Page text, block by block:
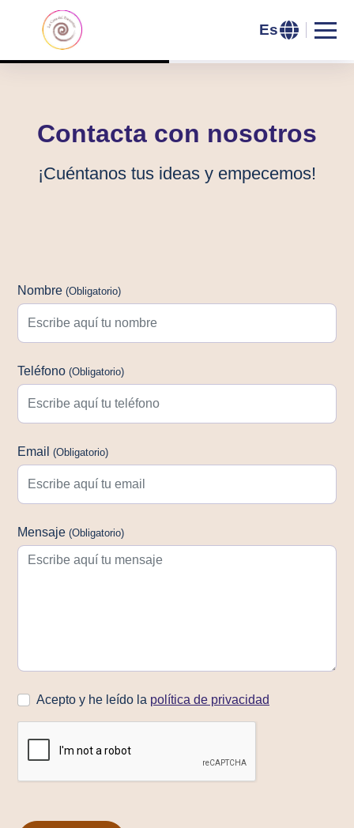
Saltar al header
Saltar al contenido principal
Saltar al footer
Es
Contacta con nosotros
¡Cuéntanos tus ideas y empecemos!
Formulario de Contacto
Nombre (Obligatorio)
Teléfono (Obligatorio)
Email (Obligatorio)
Mensaje (Obligatorio)
Acepto y he leído la política de privacidad